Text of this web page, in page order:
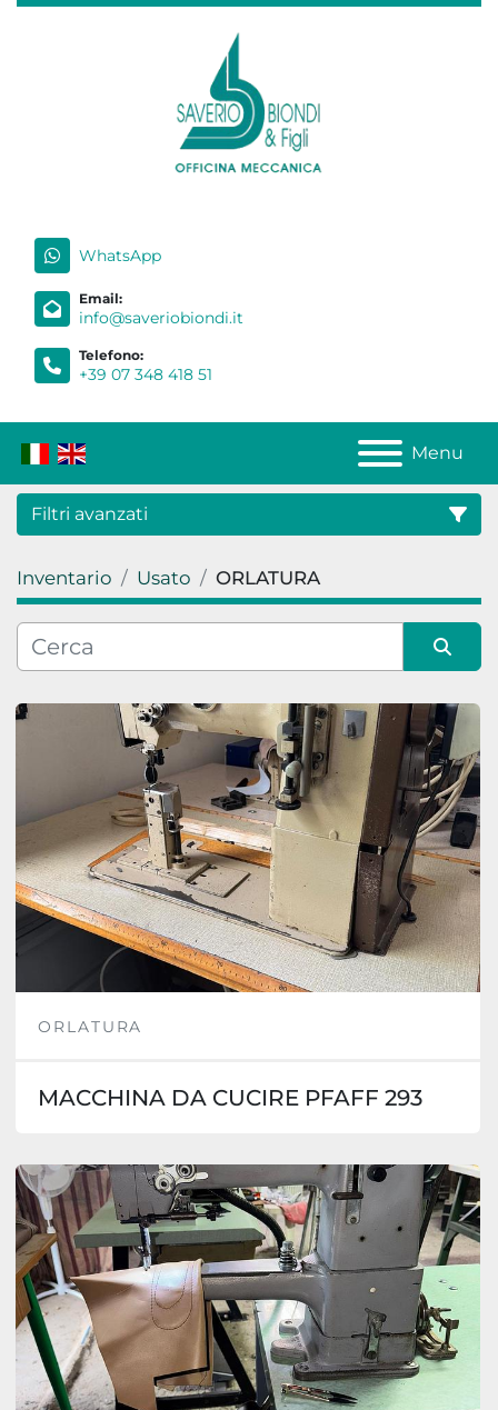
WhatsApp
Email:
info@saveriobiondi.it
Telefono:
+39 07 348 418 51
Menu
Filtri avanzati
Categoria
Condizione
Inventario Usato ORLATURA
ORLATURA
MACCHINA DA CUCIRE PFAFF 293